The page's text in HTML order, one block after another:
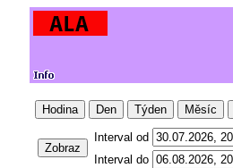
Hodina Den Týden Měsíc
Zobraz
Interval od
Interval do